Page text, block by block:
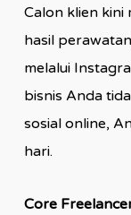
Calon klien kini
hasil
melalui
bisnis Anda
sosial online,
hari.
Core